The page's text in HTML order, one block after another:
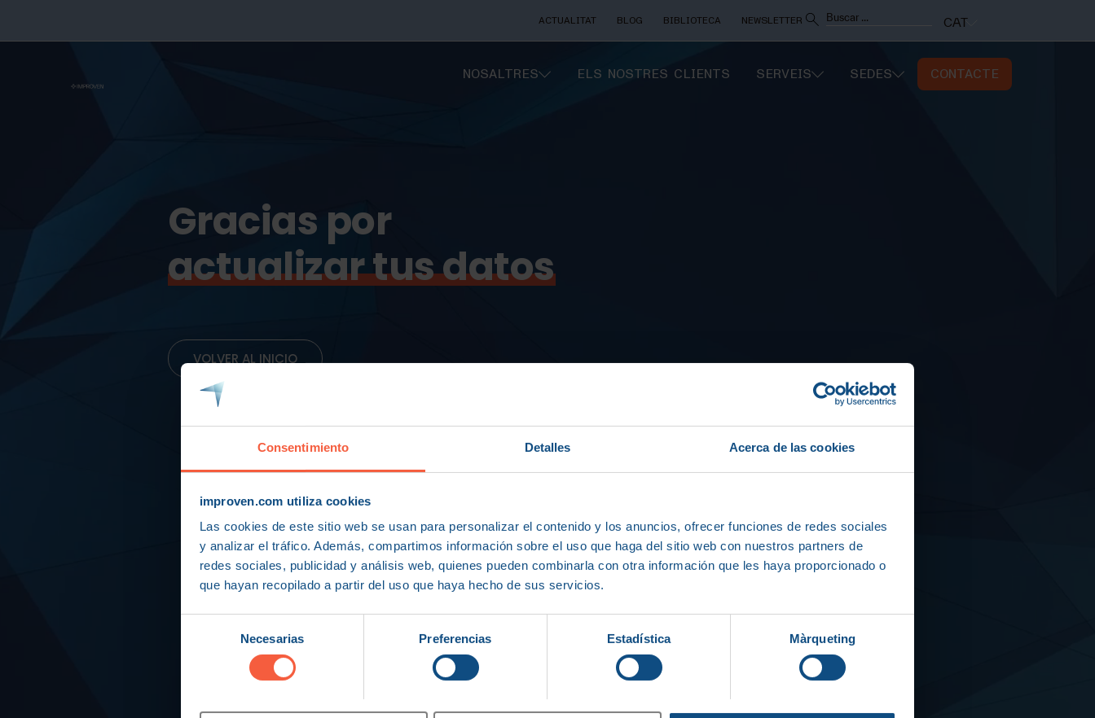
Consentimiento Detalles Acerca de las cookies
improven.com utiliza cookies
Las cookies de este sitio web se usan para personalizar el contenido y los anuncios, ofrecer funciones de redes sociales
y analizar el tráfico. Además, compartimos información sobre el uso que haga del sitio web con nuestros partners de
redes sociales, publicidad y análisis web, quienes pueden combinarla con otra información que les haya proporcionado o
que hayan recopilado a partir del uso que haya hecho de sus servicios.
consentimiento
Necesarias Preferencias Estadística Màrqueting
ACTUALITAT BLOG BIBLIOTECA NEWSLETTER CAT
NOSALTRES ELS NOSTRES CLIENTS SERVEIS SEDES CONTACTE
Gracias por
actualizartusdatos
VOLVER AL INICIO